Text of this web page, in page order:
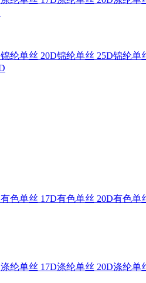
锦纶单丝 20D锦纶单丝 25D锦纶单
有色单丝 17D有色单丝 20D有色单
涤纶单丝 17D涤纶单丝 20D涤纶单